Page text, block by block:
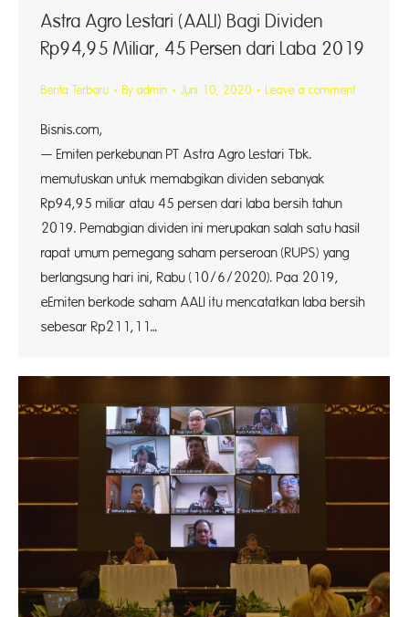
Astra Agro Lestari (AALI) Bagi Dividen
Rp94,95 Miliar, 45 Persen dari Laba 2019
Berita Terbaru By admin Juni 10, 2020 Leave a comment
Bisnis.com,
— Emiten perkebunan PT Astra Agro Lestari Tbk.
memutuskan untuk memabgikan dividen sebanyak
Rp94,95 miliar atau 45 persen dari laba bersih tahun
2019. Pemabgian dividen ini merupakan salah satu hasil
rapat umum pemegang saham perseroan (RUPS) yang
berlangsung hari ini, Rabu (10/6/2020). Paa 2019,
eEmiten berkode saham AALI itu mencatatkan laba bersih
sebesar Rp211,11…